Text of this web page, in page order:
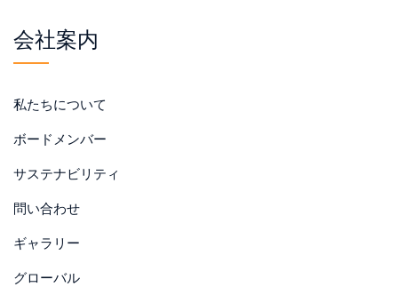
会社案内
私たちについて
ボードメンバー
サステナビリティ
問い合わせ
ギャラリー
グローバル